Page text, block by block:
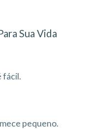
Sua Vida
fácil.
pequeno.